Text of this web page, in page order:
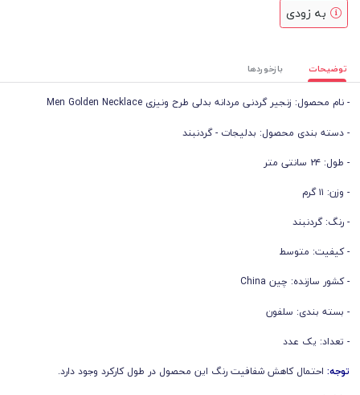
به زودی
توضیحات بازخوردها
- نام محصول: زنجیر گردنی مردانه بدلی طرح ونیزی Men Golden Necklace
- دسته بندی محصول: بدلیجات - گردنبند
- طول: ۲۴ سانتی متر
- وزن: ۱۱ گرم
- رنگ: گردنبند
- کیفیت: متوسط
- کشور سازنده: چین China
- بسته بندی: سلفون
- تعداد: یک عدد
توجه:احتمال کاهش شفافیت رنگ این محصول در طول کارکرد وجود دارد.